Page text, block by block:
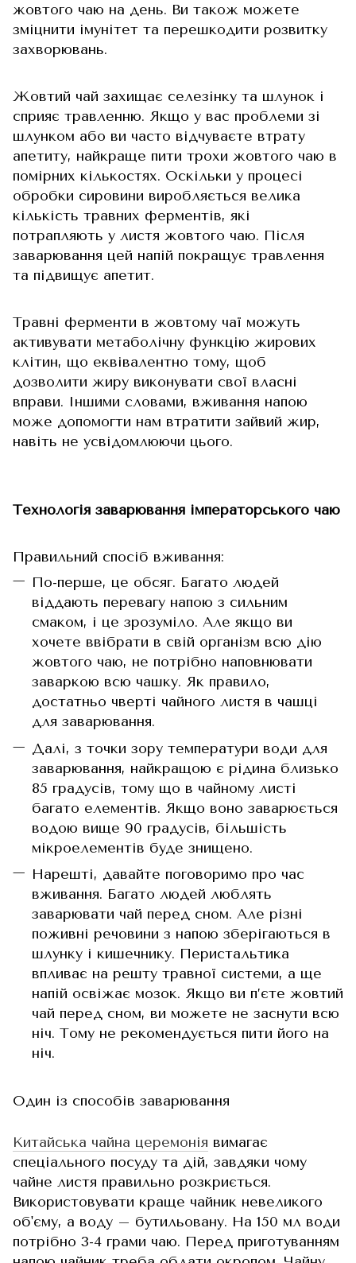
жовтого чаю на день. Ви також можете
зміцнити імунітет та перешкодити розвитку
захворювань.
Жовтий чай захищає селезінку та шлунок і
сприяє травленню. Якщо у вас проблеми зі
шлунком або ви часто відчуваєте втрату
апетиту, найкраще пити трохи жовтого чаю в
помірних кількостях. Оскільки у процесі
обробки сировини виробляється велика
кількість травних ферментів, які
потрапляють у листя жовтого чаю. Після
заварювання цей напій покращує травлення
та підвищує апетит.
Травні ферменти в жовтому чаї можуть
активувати метаболічну функцію жирових
клітин, що еквівалентно тому, щоб
дозволити жиру виконувати свої власні
вправи. Іншими словами, вживання напою
може допомогти нам втратити зайвий жир,
навіть не усвідомлюючи цього.
Технологія заварювання імператорського чаю
Правильний спосіб вживання:
По-перше, це обсяг. Багато людей
віддають перевагу напою з сильним
смаком, і це зрозуміло. Але якщо ви
хочете ввібрати в свій організм всю дію
жовтого чаю, не потрібно наповнювати
заваркою всю чашку. Як правило,
достатньо чверті чайного листя в чашці
для заварювання.
Далі, з точки зору температури води для
заварювання, найкращою є рідина близько
85 градусів, тому що в чайному листі
багато елементів. Якщо воно заварюється
водою вище 90 градусів, більшість
мікроелементів буде знищено.
Нарешті, давайте поговоримо про час
вживання. Багато людей люблять
заварювати чай перед сном. Але різні
поживні речовини з напою зберігаються в
шлунку і кишечнику. Перистальтика
впливає на решту травної системи, а ще
напій освіжає мозок. Якщо ви п’єте жовтий
чай перед сном, ви можете не заснути всю
ніч. Тому не рекомендується пити його на
ніч.
Один із способів заварювання
Китайська чайна церемонія вимагає
спеціального посуду та дій, завдяки чому
чайне листя правильно розкриється.
Використовувати краще чайник невеликого
об'єму, а воду – бутильовану. На 150 мл води
потрібно 3-4 грами чаю. Перед приготуванням